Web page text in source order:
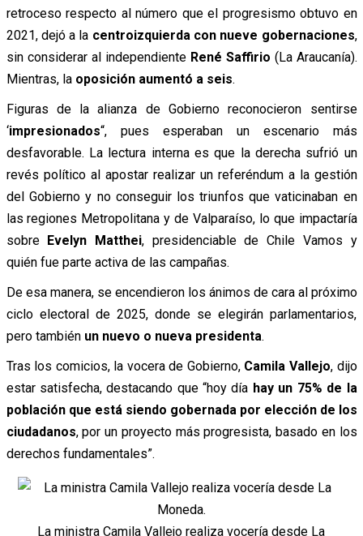
retroceso respecto al número que el progresismo obtuvo en
2021, dejó a la centroizquierda con nueve gobernaciones,
sin considerar al independiente René Saffirio (La Araucanía).
Mientras, la oposición aumentó a seis.
Figuras de la alianza de Gobierno reconocieron sentirse
‘impresionados“, pues esperaban un escenario más
desfavorable. La lectura interna es que la derecha sufrió un
revés político al apostar realizar un referéndum a la gestión
del Gobierno y no conseguir los triunfos que vaticinaban en
las regiones Metropolitana y de Valparaíso, lo que impactaría
sobre Evelyn Matthei, presidenciable de Chile Vamos y
quién fue parte activa de las campañas.
De esa manera, se encendieron los ánimos de cara al próximo
ciclo electoral de 2025, donde se elegirán parlamentarios,
pero también un nuevo o nueva presidenta.
Tras los comicios, la vocera de Gobierno, Camila Vallejo, dijo
estar satisfecha, destacando que “hoy día hay un 75% de la
población que está siendo gobernada por elección de los
ciudadanos, por un proyecto más progresista, basado en los
derechos fundamentales”.
La ministra Camila Vallejo realiza vocería desde La